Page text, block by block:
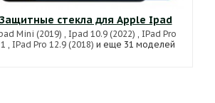
Защитные стекла для Apple Ipad
Mini (2019) , Ipad 10.9 (2022) , IPad Pro
, IPad Pro 12.9 (2018) и еще 31 моделей